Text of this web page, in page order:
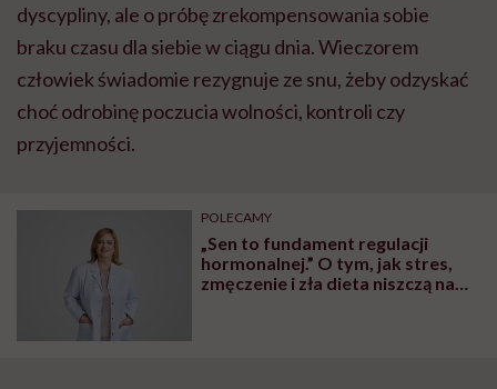
dyscypliny, ale o próbę zrekompensowania sobie
braku czasu dla siebie w ciągu dnia. Wieczorem
człowiek świadomie rezygnuje ze snu, żeby odzyskać
choć odrobinę poczucia wolności, kontroli czy
przyjemności.
POLECAMY
„Sen to fundament regulacji
hormonalnej.” O tym, jak stres,
zmęczenie i zła dieta niszczą nam